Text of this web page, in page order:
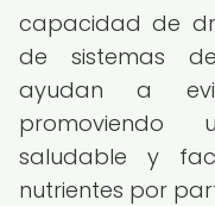
capacidad de
de sistemas
ayudan a
promoviendo
saludable y
nutrientes por